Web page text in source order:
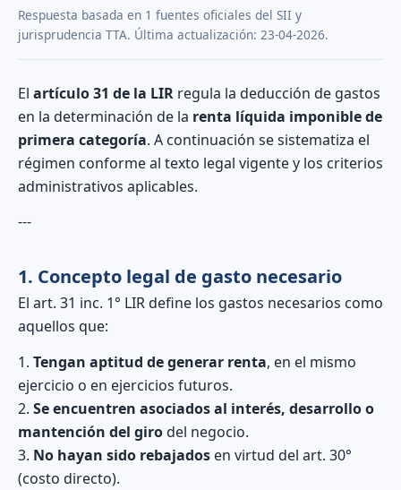
Respuesta basada en 1 fuentes oficiales del SII y
jurisprudencia TTA. Última actualización: 23-04-2026.
El artículo 31 de la LIR regula la deducción de gastos
en la determinación de la renta líquida imponible de
primera categoría. A continuación se sistematiza el
régimen conforme al texto legal vigente y los criterios
administrativos aplicables.
---
1. Concepto legal de gasto necesario
El art. 31 inc. 1° LIR define los gastos necesarios como
aquellos que:
1. Tengan aptitud de generar renta, en el mismo
ejercicio o en ejercicios futuros.
2. Se encuentren asociados al interés, desarrollo o
mantención del girodel negocio.
3. No hayan sido rebajados en virtud del art. 30°
(costo directo).